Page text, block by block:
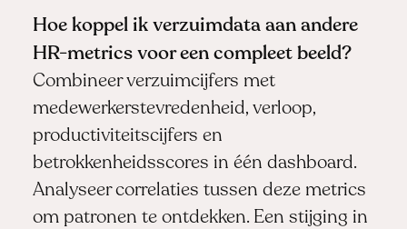
Hoe koppel ik verzuimdata aan andere
HR-metrics voor een compleet beeld?
Combineer verzuimcijfers met
medewerkerstevredenheid, verloop,
productiviteitscijfers en
betrokkenheidsscores in één dashboard.
Analyseer correlaties tussen deze metrics
om patronen te ontdekken. Een stijging in